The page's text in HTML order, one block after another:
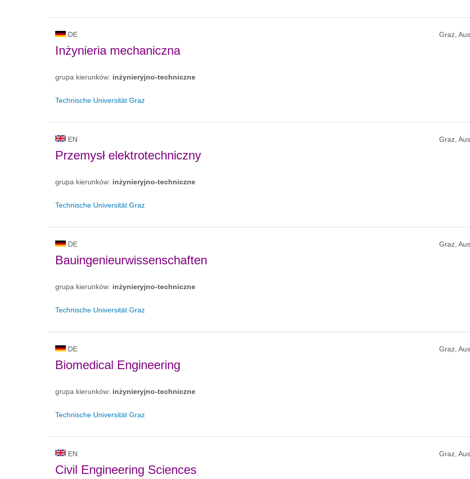
DE Graz,
Inżynieria mechaniczna
grupa kierunków: inżynieryjno-techniczne
Technische Universität Graz
EN Graz,
Przemysł elektrotechniczny
grupa kierunków: inżynieryjno-techniczne
Technische Universität Graz
DE Graz,
Bauingenieurwissenschaften
grupa kierunków: inżynieryjno-techniczne
Technische Universität Graz
DE Graz,
Biomedical Engineering
grupa kierunków: inżynieryjno-techniczne
Technische Universität Graz
EN Graz,
Civil Engineering Sciences